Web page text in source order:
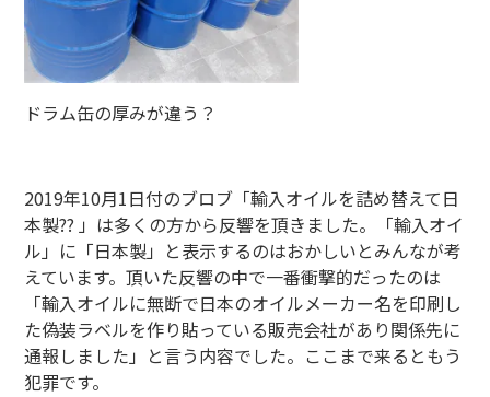
ドラム缶の厚みが違う？
2019年10月1日付のブロブ「輸入オイルを詰め替えて日
本製?? 」は多くの方から反響を頂きました。「輸入オイ
ル」に「日本製」と表示するのはおかしいとみんなが考
えています。頂いた反響の中で一番衝撃的だったのは
「輸入オイルに無断で日本のオイルメーカー名を印刷し
た偽装ラベルを作り貼っている販売会社があり関係先に
通報しました」と言う内容でした。ここまで来るともう
犯罪です。